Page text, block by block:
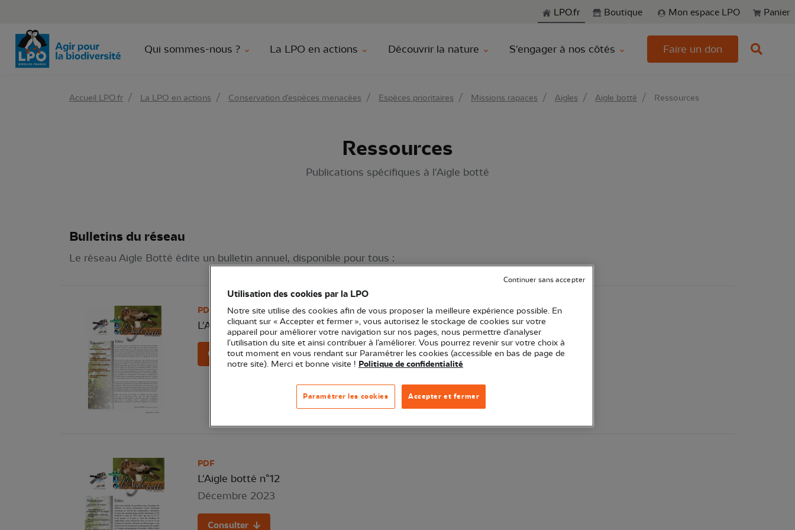
Aller à la rechercheLPO.fr Boutique Mon espace LPO Panier
Qui sommes-nous ? La LPO en actions Découvrir la nature S'engager à nos côtés Faire un don
Accueil LPO.fr La LPO en actions Conservation d'espèces menacées Espèces prioritaires Missions rapaces Aigles Aigle botté Ressources
Ressources
Publications spécifiques à l'Aigle botté
Bulletins du réseau
Le réseau Aigle Botté édite un bulletin annuel, disponible pour tous :
PDF
L'Aigle Botté n°13
Consulter
PDF
L'Aigle botté n°12
Décembre 2023
Consulter
Utilisation des cookies par la LPO
Notre site utilise des cookies afin de vous proposer la meilleure expérience possible. En
cliquant sur « Accepter et fermer », vous autorisez le stockage de cookies sur votre
appareil pour améliorer votre navigation sur nos pages, nous permettre d’analyser
l’utilisation du site et ainsi contribuer à l’améliorer. Vous pourrez revenir sur votre choix à
tout moment en vous rendant sur Paramétrer les cookies (accessible en bas de page de
notre site). Merci et bonne visite ! Politique de confidentialité
Accepter et fermer
Paramétrer les cookies
Continuer sans accepter